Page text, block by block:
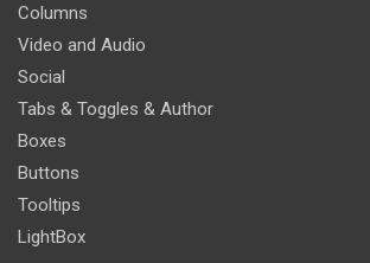
Columns
Video and Audio
Social
Tabs & Toggles & Author
Boxes
Buttons
Tooltips
LightBox